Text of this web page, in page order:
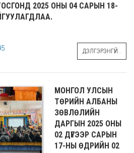
2025 ОНЫ 04 САРЫН 18-
ДЭЛГЭРЭНГҮЙ..
МОНГОЛ УЛСЫН
ТӨРИЙН АЛБАНЫ
ЗӨВЛӨЛИЙН
ДАРГЫН 2025 ОНЫ
02 ДҮГЭЭР САРЫН
17-НЫ ӨДРИЙН 02